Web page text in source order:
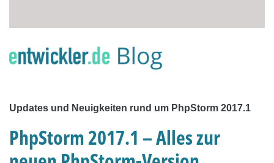
Updates und Neuigkeiten rund um PhpStorm 2017.1
PhpStorm 2017.1 – Alles zur